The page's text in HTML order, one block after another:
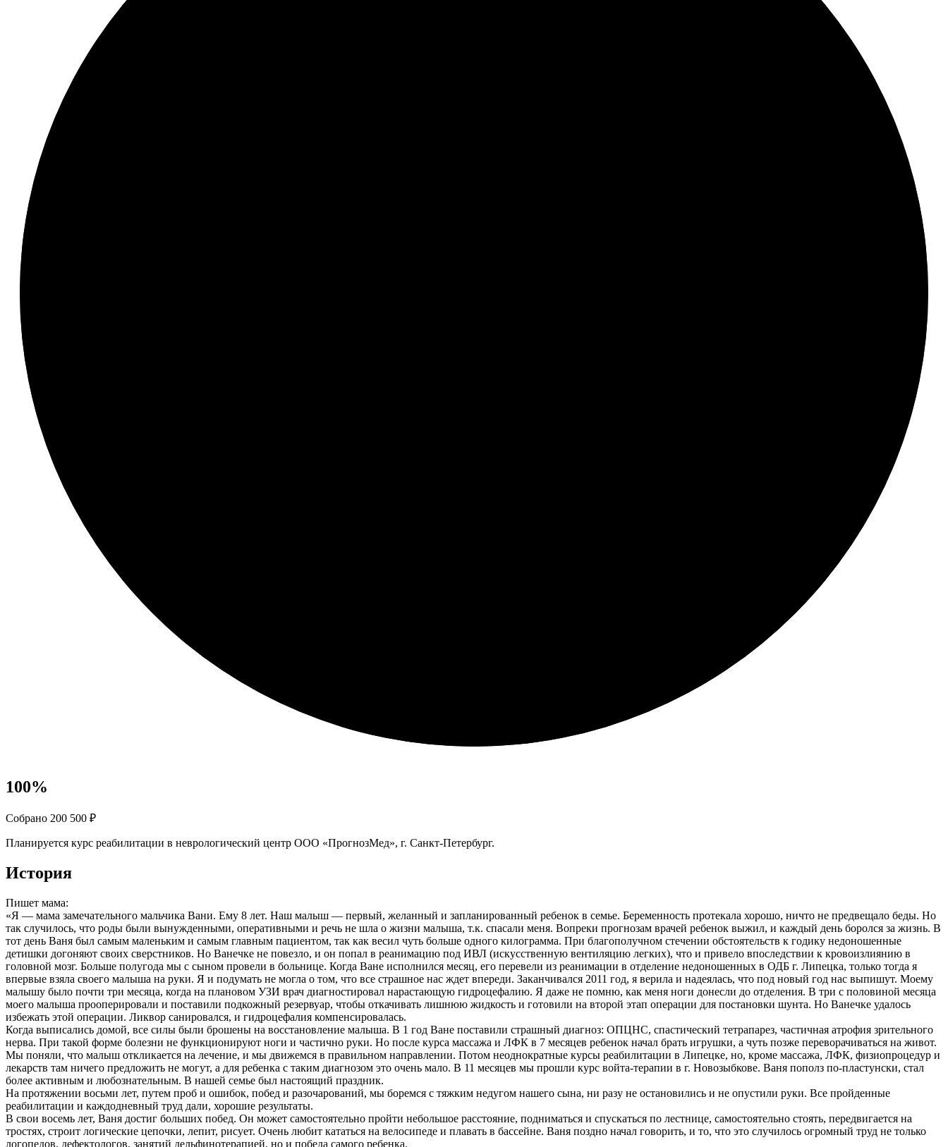
100%
Собрано 200 500 ₽
Планируется курс реабилитации в неврологический центр ООО «ПрогнозМед», г. Санкт-Петербург.
История
Пишет мама:
«Я — мама замечательного мальчика Вани. Ему 8 лет. Наш малыш — первый, желанный и запланированный ребенок в семье. Беременность протекала хорошо, ничто не предвещало беды. Но
так случилось, что роды были вынужденными, оперативными и речь не шла о жизни малыша, т.к. спасали меня. Вопреки прогнозам врачей ребенок выжил, и каждый день боролся за жизнь. В
тот день Ваня был самым маленьким и самым главным пациентом, так как весил чуть больше одного килограмма. При благополучном стечении обстоятельств к годику недоношенные
детишки догоняют своих сверстников. Но Ванечке не повезло, и он попал в реанимацию под ИВЛ (искусственную вентиляцию легких), что и привело впоследствии к кровоизлиянию в
головной мозг. Больше полугода мы с сыном провели в больнице. Когда Ване исполнился месяц, его перевели из реанимации в отделение недоношенных в ОДБ г. Липецка, только тогда я
впервые взяла своего малыша на руки. Я и подумать не могла о том, что все страшное нас ждет впереди. Заканчивался 2011 год, я верила и надеялась, что под новый год нас выпишут. Моему
малышу было почти три месяца, когда на плановом УЗИ врач диагностировал нарастающую гидроцефалию. Я даже не помню, как меня ноги донесли до отделения. В три с половиной месяца
моего малыша прооперировали и поставили подкожный резервуар, чтобы откачивать лишнюю жидкость и готовили на второй этап операции для постановки шунта. Но Ванечке удалось
избежать этой операции. Ликвор санировался, и гидроцефалия компенсировалась.
Когда выписались домой, все силы были брошены на восстановление малыша. В 1 год Ване поставили страшный диагноз: ОПЦНС, спастический тетрапарез, частичная атрофия зрительного
нерва. При такой форме болезни не функционируют ноги и частично руки. Но после курса массажа и ЛФК в 7 месяцев ребенок начал брать игрушки, а чуть позже переворачиваться на живот.
Мы поняли, что малыш откликается на лечение, и мы движемся в правильном направлении. Потом неоднократные курсы реабилитации в Липецке, но, кроме массажа, ЛФК, физиопроцедур и
лекарств там ничего предложить не могут, а для ребенка с таким диагнозом это очень мало. В 11 месяцев мы прошли курс войта-терапии в г. Новозыбкове. Ваня пополз по-пластунски, стал
более активным и любознательным. В нашей семье был настоящий праздник.
На протяжении восьми лет, путем проб и ошибок, побед и разочарований, мы боремся с тяжким недугом нашего сына, ни разу не остановились и не опустили руки. Все пройденные
реабилитации и каждодневный труд дали, хорошие результаты.
В свои восемь лет, Ваня достиг больших побед. Он может самостоятельно пройти небольшое расстояние, подниматься и спускаться по лестнице, самостоятельно стоять, передвигается на
тростях, строит логические цепочки, лепит, рисует. Очень любит кататься на велосипеде и плавать в бассейне. Ваня поздно начал говорить, и то, что это случилось огромный труд не только
логопедов, дефектологов, занятий дельфинотерапией, но и победа самого ребенка.